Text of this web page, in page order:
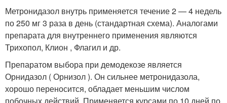
Метронидазол внутрь применяется течение 2 — 4 недель
по 250 мг 3 раза в день (стандартная схема). Аналогами
препарата для внутреннего применения являются
Трихопол, Клион , Флагил и др.
Препаратом выбора при демодекозе является
Орнидазол ( Орнизол ). Он сильнее метронидазола,
хорошо переносится, обладает меньшим числом